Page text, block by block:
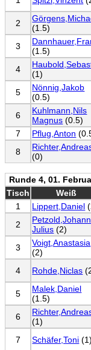
2
(1.5)
3
(1.5)
4
(1)
5
Nönnig,Jakob
(0.5)
6
Kuhlmann,Nils
Magnus (0.5)
7
Pflug,Anton
8
(0)
Runde 4, 01.
Tisch
Weiß
1
Lippert,Daniel
2
Julius (2)
3
Voigt,Anastasia
(2)
4 Rohde,Niclas
5
Malek,Daniel
(1.5)
6
(1)
7 Schäfer,Toni (1)